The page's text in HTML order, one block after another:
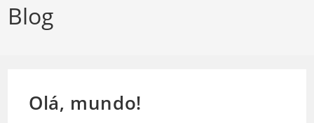
Blog
Olá, mundo!